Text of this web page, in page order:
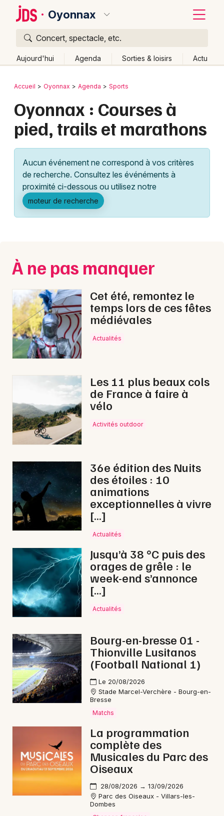
Oyonnax
Concert, spectacle, etc.
Aujourd'hui Agenda Sorties & loisirs Actu
Publier un événement
Grands événements
Activité & Expérience
Manifestations
Foires & salons
Concerts
Sports
Soirées
Sorties famille
Sorties & loisirs
Courses dans l' Ain
Courses en Rhône-Alpes
Courses en Auvergne-Rhône-Alpes
Newsletter des sorties
Actus à Oyonnax
Magazine à Oyonnax
Choisir mes départements
Mon email
Bordeaux
Colmar
Lille
Lyon
Marseille
Mulhouse
Nice
Paris
Strasbourg
Toulouse
Toutes les villes
Retour
Accueil Oyonnax Agenda Sports
Oyonnax : Courses à
pied, trails et marathons
Aucun événement ne correspond à vos critères
de recherche. Consultez les événéments à
proximité ci-dessous ou utilisez notre
moteur de recherche
À ne pas manquer
Cet été, remontez le
temps lors de ces fêtes
médiévales
Actualités
Les 11 plus beaux cols
de France à faire à
vélo
Activités outdoor
36e édition des Nuits
des étoiles : 10
animations
exceptionnelles à vivre
[…]
Actualités
Jusqu’à 38 °C puis des
orages de grêle : le
week-end s’annonce
[…]
Actualités
Bourg-en-bresse 01 -
Thionville Lusitanos
(Football National 1)
Le 20/08/2026
Stade Marcel-Verchère - Bourg-en-
Bresse
Matchs
La programmation
complète des
Musicales du Parc des
Oiseaux
28/08/2026 → 13/09/2026
Parc des Oiseaux - Villars-les-
Dombes
Quoi ?
Où ?
Près de moi
Changer de lieu
Quand ?
Effacer les dates
Aujourd'hui
Demain Ce week-end Autre